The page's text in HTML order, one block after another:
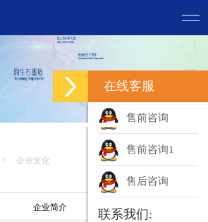
> 企业文化
企业简介
在线客服
售前咨询
售前咨询1
售后咨询
联系我们: